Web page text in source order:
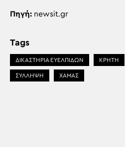
Πηγή: newsit.gr
Tags
ΔΙΚΑΣΤΗΡΙΑ ΕΥΕΛΠΙΔΩΝ ΚΡΗΤΗ
ΣΥΛΛΗΨΗ ΧΑΜΑΣ